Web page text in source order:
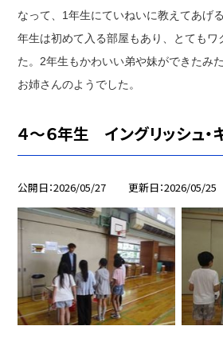
なって、1年生にていねいに教えてあげ
年生は初めて入る部屋もあり、とてもワ
た。2年生もかわいい弟や妹ができたみ
お姉さんのようでした。
４～６年生 イングリッシュ・
公開日 2026/05/27 更新日 2026/05/25